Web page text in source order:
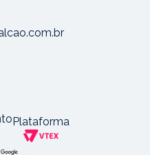
Plataforma